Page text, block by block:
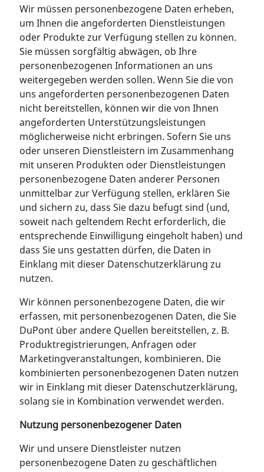
Wir müssen personenbezogene Daten erheben,
um Ihnen die angeforderten Dienstleistungen
oder Produkte zur Verfügung stellen zu können.
Sie müssen sorgfältig abwägen, ob Ihre
personenbezogenen Informationen an uns
weitergegeben werden sollen. Wenn Sie die von
uns angeforderten personenbezogenen Daten
nicht bereitstellen, können wir die von Ihnen
angeforderten Unterstützungsleistungen
möglicherweise nicht erbringen. Sofern Sie uns
oder unseren Dienstleistern im Zusammenhang
mit unseren Produkten oder Dienstleistungen
personenbezogene Daten anderer Personen
unmittelbar zur Verfügung stellen, erklären Sie
und sichern zu, dass Sie dazu befugt sind (und,
soweit nach geltendem Recht erforderlich, die
entsprechende Einwilligung eingeholt haben) und
dass Sie uns gestatten dürfen, die Daten in
Einklang mit dieser Datenschutzerklärung zu
nutzen.
Wir können personenbezogene Daten, die wir
erfassen, mit personenbezogenen Daten, die Sie
DuPont über andere Quellen bereitstellen, z. B.
Produktregistrierungen, Anfragen oder
Marketingveranstaltungen, kombinieren. Die
kombinierten personenbezogenen Daten nutzen
wir in Einklang mit dieser Datenschutzerklärung,
solang sie in Kombination verwendet werden.
Nutzung personenbezogener Daten
Wir und unsere Dienstleister nutzen
personenbezogene Daten zu geschäftlichen